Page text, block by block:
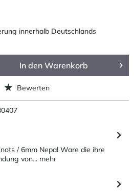
innerhalb Deutschlands
In den Warenkorb
Bewerten
/ 6mm Nepal Ware die ihre
von... mehr